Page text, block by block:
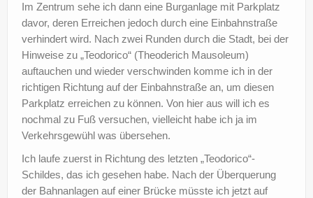
Im Zentrum sehe ich dann eine Burganlage mit Parkplatz
davor, deren Erreichen jedoch durch eine Einbahnstraße
verhindert wird. Nach zwei Runden durch die Stadt, bei der
Hinweise zu „Teodorico“ (Theoderich Mausoleum)
auftauchen und wieder verschwinden komme ich in der
richtigen Richtung auf der Einbahnstraße an, um diesen
Parkplatz erreichen zu können. Von hier aus will ich es
nochmal zu Fuß versuchen, vielleicht habe ich ja im
Verkehrsgewühl was übersehen.
Ich laufe zuerst in Richtung des letzten „Teodorico“-
Schildes, das ich gesehen habe. Nach der Überquerung
der Bahnanlagen auf einer Brücke müsste ich jetzt auf